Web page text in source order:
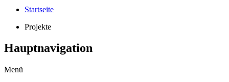
Startseite
Projekte
Hauptnavigation
Menü